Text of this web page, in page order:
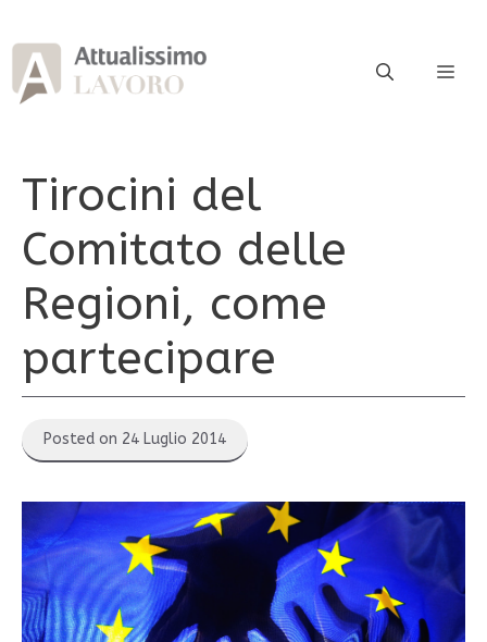
al
contenuto
Tirocini del
Comitato delle
Regioni, come
partecipare
Posted on 24 Luglio 2014